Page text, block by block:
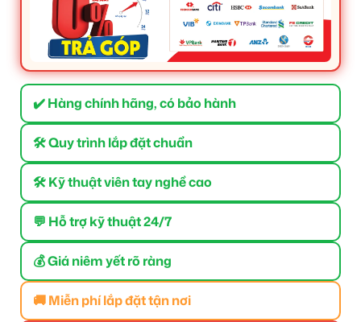
✔️ Hàng chính hãng, có bảo hành
🛠 Quy trình lắp đặt chuẩn
🛠 Kỹ thuật viên tay nghề cao
💬 Hỗ trợ kỹ thuật 24/7
💰 Giá niêm yết rõ ràng
🚚 Miễn phí lắp đặt tận nơi